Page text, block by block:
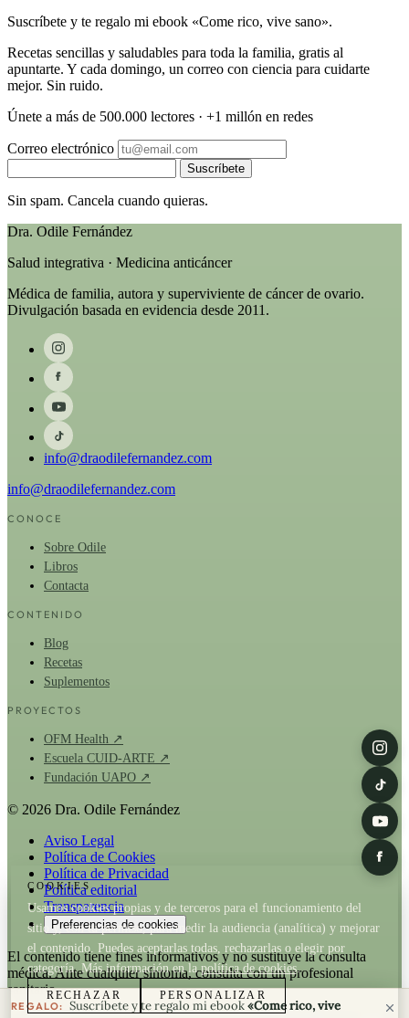
Suscríbete y te regalo mi ebook «Come rico, vive sano».
Recetas sencillas y saludables para toda la familia, gratis al
apuntarte. Y cada domingo, un correo con ciencia para cuidarte
mejor. Sin ruido.
Únete a más de 500.000 lectores · +1 millón en redes
Correo electrónico
Suscríbete
Sin spam. Cancela cuando quieras.
Dra. Odile Fernández
Salud integrativa · Medicina anticáncer
Médica de familia, autora y superviviente de cáncer de ovario.
Divulgación basada en evidencia desde 2011.
info@draodilefernandez.com
info@draodilefernandez.com
CONOCE
Sobre Odile
Libros
Contacta
CONTENIDO
Blog
Recetas
Suplementos
PROYECTOS
OFM Health ↗
Escuela CUID-ARTE ↗
Fundación UAPO ↗
© 2026 Dra. Odile Fernández
Aviso Legal
Política de Cookies
Política de Privacidad
Política editorial
Transparencia
Preferencias de cookies
El contenido tiene fines informativos y no sustituye la consulta
médica. Ante cualquier síntoma, consulta con un profesional
sanitario.
COOKIES
Usamos cookies propias y de terceros para el funcionamiento del
sitio y, con tu permiso, para medir la audiencia (analítica) y mejorar
el contenido. Puedes aceptarlas todas, rechazarlas o elegir por
categoría. Más información en lapolítica de cookies.
RECHAZAR
PERSONALIZAR
REGALO: Suscríbete y te regalo mi ebook«Come rico, vive